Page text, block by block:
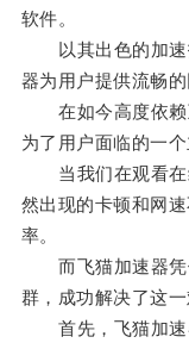
软件。
以其出色的加速
器为用户提供流畅的
在如今高度依赖
为了用户面临的一个
当我们在观看在
然出现的卡顿和网
率。
而飞猫加速器凭
群，成功解决了这一
首先，飞猫加速